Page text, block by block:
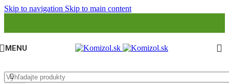
Skip to navigation Skip to main content
MENU